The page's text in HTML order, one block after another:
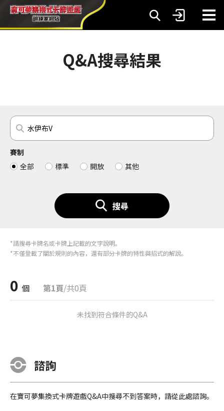
Q&A搜尋結果
賽制
全部
標準 開放 其他
搜尋
*請搜尋卡牌名或卡牌上記載的文字說明。
*不僅登載了關於規則的內容，還有部分卡牌的特性與招式的解說。
0 個 第1頁/共0頁
未找到符合條件的Q&A
諮詢
在寶可夢集換式卡牌遊戲Q&A中搜尋不到答案時，請從此處諮詢。